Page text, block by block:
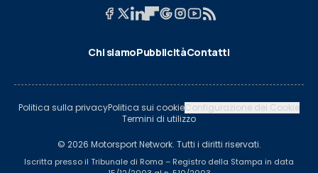
Chi siamoPubblicitàContatti
Politica sulla privacyPolitica sui cookieConfigurazione dei Cookie
Termini di utilizzo
© 2026 Motorsport Network. Tutti i diritti riservati.
Iscritta presso il Tribunale di Roma – Registro della Stampa in data